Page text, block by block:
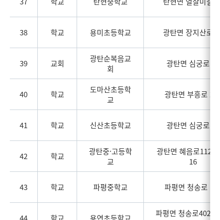
38 학교 용미초등학교 광탄면 장지산로
39 교회
광탄순복음교
회
광탄면 심궁로 33
40 학교
도마산초등학
교
광탄면 부흥로
41 학교 신산초등학교 광탄면 심궁로 13
42 학교
광탄중·고등학
교
광탄면 혜음로1128
16
43 학교 파평중학교 파평면 청송로
44 학교 용연초등학교
파평면 청송로402번